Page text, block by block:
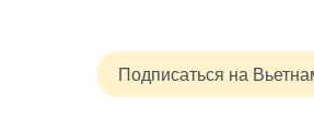
Подписаться на